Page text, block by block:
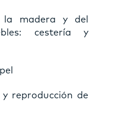
la madera y del
cestería y
reproducción de